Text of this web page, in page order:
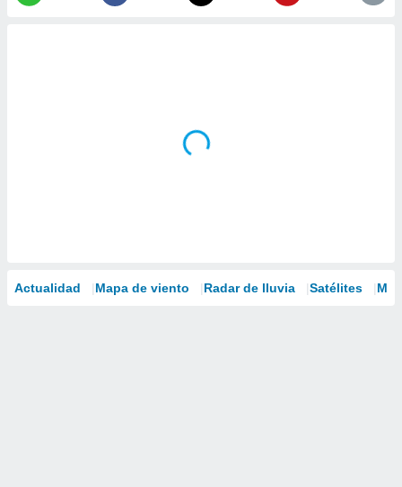
Actualidad Mapa de viento Radar de lluvia Satélites